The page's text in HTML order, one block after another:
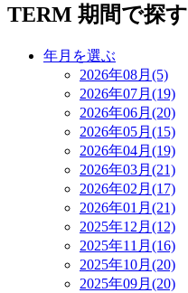
TERM 期間で探す
年月を選ぶ
2026年08月(5)
2026年07月(19)
2026年06月(20)
2026年05月(15)
2026年04月(19)
2026年03月(21)
2026年02月(17)
2026年01月(21)
2025年12月(12)
2025年11月(16)
2025年10月(20)
2025年09月(20)